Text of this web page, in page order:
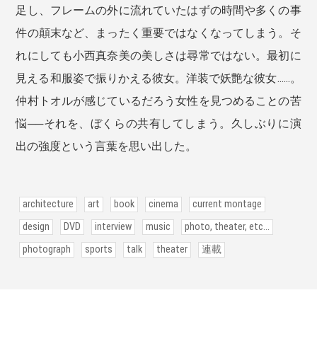
足し、フレームの外に流れていたはずの時間や多くの事
件の顛末など、まったく重要ではなくなってしまう。そ
れにしても小西真奈美の美しさは尋常ではない。最初に
見える和服姿で振りかえる彼女。洋装で妖艶な彼女……。
仲村トオルが感じているだろう女性を見つめることの苦
悩──それを、ぼくらの共有してしまう。久しぶりに演
出の強度という言葉を思い出した。
architecture art book cinema
current montage
design
DVD interview music
photo, theater, etc...
photograph
sports talk theater 連載